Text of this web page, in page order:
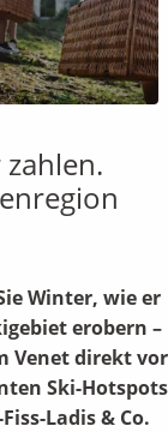
Winter, wie er
erobern –
Venet direkt vor
Ski-Hotspots
Ladis & Co.